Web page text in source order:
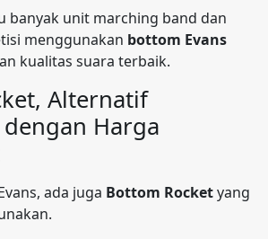
banyak unit marching band dan
menggunakan bottom Evans
kualitas suara terbaik.
Alternatif
Harga
ada juga Bottom Rocketyang